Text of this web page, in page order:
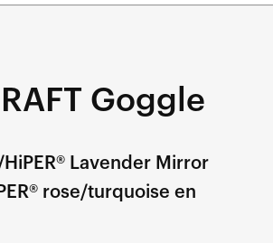
Goggle
Lavender Mirror
rose/turquoise en